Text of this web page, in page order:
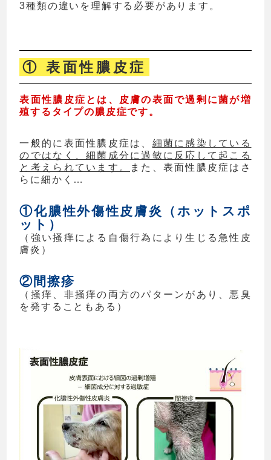
3種類の違いを理解する必要があります。
① 表面性膿皮症
表面性膿皮症とは、皮膚の表面で過剰に菌が増
殖するタイプの膿皮症です。
一般的に表面性膿皮症は、 細菌に感染している
のではなく、細菌成分に過敏に反応して起こる
と考えられています。
また、表面性膿皮症はさ
らに細かく…
①化膿性外傷性皮膚炎（ホットスポ
ット）
（強い掻痒による自傷行為により生じる急性皮
膚炎）
②間擦疹
（掻痒、非掻痒の両方のパターンがあり、悪臭
を発することもある）